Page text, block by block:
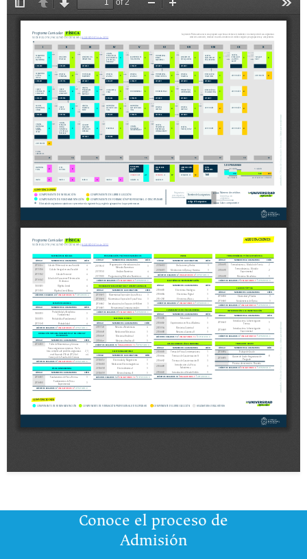
Conoce el proceso de
Admisión